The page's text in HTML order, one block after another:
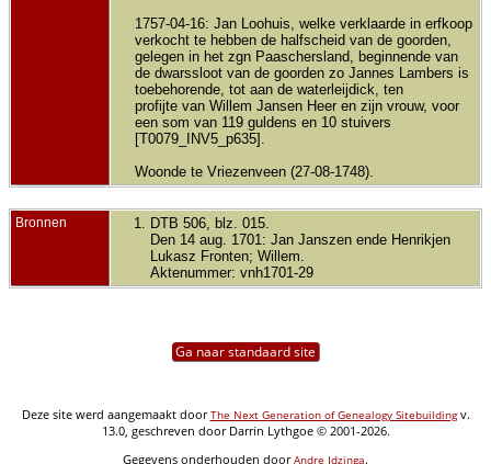
1757-04-16: Jan Loohuis, welke verklaarde in erfkoop
verkocht te hebben de halfscheid van de goorden,
gelegen in het zgn Paaschersland, beginnende van
de dwarssloot van de goorden zo Jannes Lambers is
toebehorende, tot aan de waterleijdick, ten
profijte van Willem Jansen Heer en zijn vrouw, voor
een som van 119 guldens en 10 stuivers
[T0079_INV5_p635].
Woonde te Vriezenveen (27-08-1748).
Bronnen
DTB 506, blz. 015.
Den 14 aug. 1701: Jan Janszen ende Henrikjen
Lukasz Fronten; Willem.
Aktenummer: vnh1701-29
Ga naar standaard site
Deze site werd aangemaakt doorThe Next Generation of Genealogy Sitebuildingv.
13.0, geschreven door Darrin Lythgoe © 2001-2026.
Gegevens onderhouden doorAndre Idzinga.